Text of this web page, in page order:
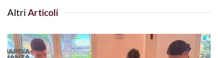
Altri Articoli